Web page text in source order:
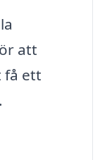
att
få ett